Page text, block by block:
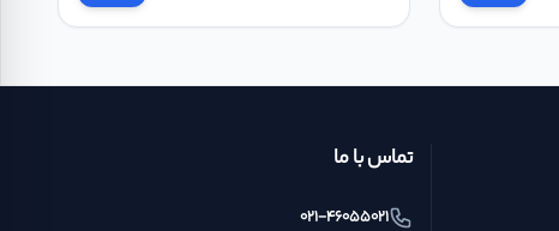
تماس با ما
021-46055021